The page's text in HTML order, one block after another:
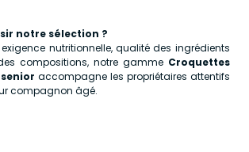
notre sélection ?
exigence nutritionnelle, qualité des ingrédients
compositions, notre gamme Croquettes
accompagne les propriétaires attentifs
compagnon âgé.